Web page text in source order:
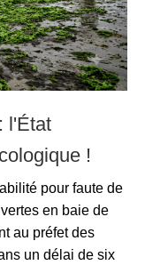
l'État
!
pour faute de
en baie de
au préfet des
un délai de six